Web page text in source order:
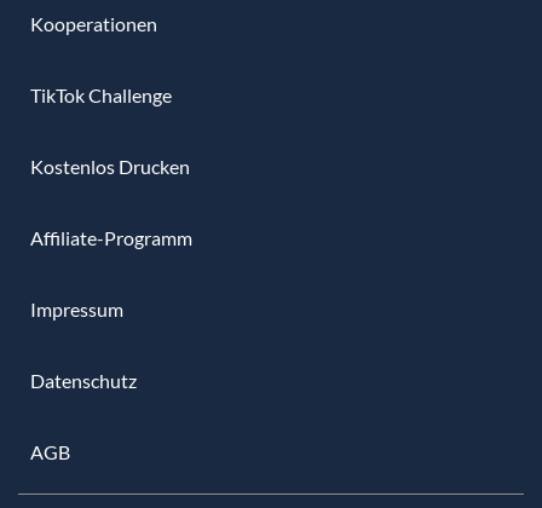
Kooperationen
TikTok Challenge
Kostenlos Drucken
Affiliate-Programm
Impressum
Datenschutz
AGB